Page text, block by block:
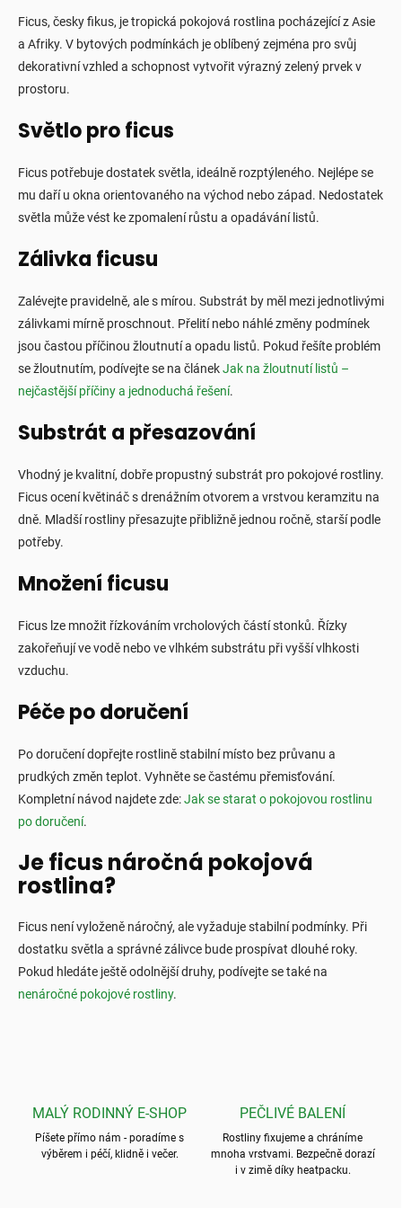
a
c
í
p
v
ý
p
i
Ficus, česky fikus, je tropická pokojová rostlina pocházející z Asie
a Afriky. V bytových podmínkách je oblíbený zejména pro svůj
dekorativní vzhled a schopnost vytvořit výrazný zelený prvek v
prostoru.
Světlo pro ficus
Ficus potřebuje dostatek světla, ideálně rozptýleného. Nejlépe se
mu daří u okna orientovaného na východ nebo západ. Nedostatek
světla může vést ke zpomalení růstu a opadávání listů.
Zálivka ficusu
Zalévejte pravidelně, ale s mírou. Substrát by měl mezi jednotlivými
zálivkami mírně proschnout. Přelití nebo náhlé změny podmínek
jsou častou příčinou žloutnutí a opadu listů. Pokud řešíte problém
se žloutnutím, podívejte se na článekJak na žloutnutí listů –
nejčastější příčiny a jednoduchá řešení.
Substrát a přesazování
Vhodný je kvalitní, dobře propustný substrát pro pokojové rostliny.
Ficus ocení květináč s drenážním otvorem a vrstvou keramzitu na
dně. Mladší rostliny přesazujte přibližně jednou ročně, starší podle
potřeby.
Množení ficusu
Ficus lze množit řízkováním vrcholových částí stonků. Řízky
zakořeňují ve vodě nebo ve vlhkém substrátu při vyšší vlhkosti
vzduchu.
Péče po doručení
Po doručení dopřejte rostlině stabilní místo bez průvanu a
prudkých změn teplot. Vyhněte se častému přemisťování.
Kompletní návod najdete zde:Jak se starat o pokojovou rostlinu
po doručení.
Je ficus náročná pokojová
rostlina?
Ficus není vyloženě náročný, ale vyžaduje stabilní podmínky. Při
dostatku světla a správné zálivce bude prospívat dlouhé roky.
Pokud hledáte ještě odolnější druhy, podívejte se také na
nenáročné pokojové rostliny.
MALÝ RODINNÝ E-SHOP
Píšete přímo nám - poradíme s
výběrem i péčí, klidně i večer.
PEČLIVÉ BALENÍ
Rostliny fixujeme a chráníme
mnoha vrstvami. Bezpečně dorazí
i v zimě díky heatpacku.